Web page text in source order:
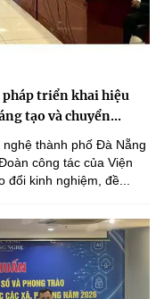
triển khai hiệu
tạo và chuyển...
thành phố Đà Nẵng
công tác của Viện
kinh nghiệm, đề...